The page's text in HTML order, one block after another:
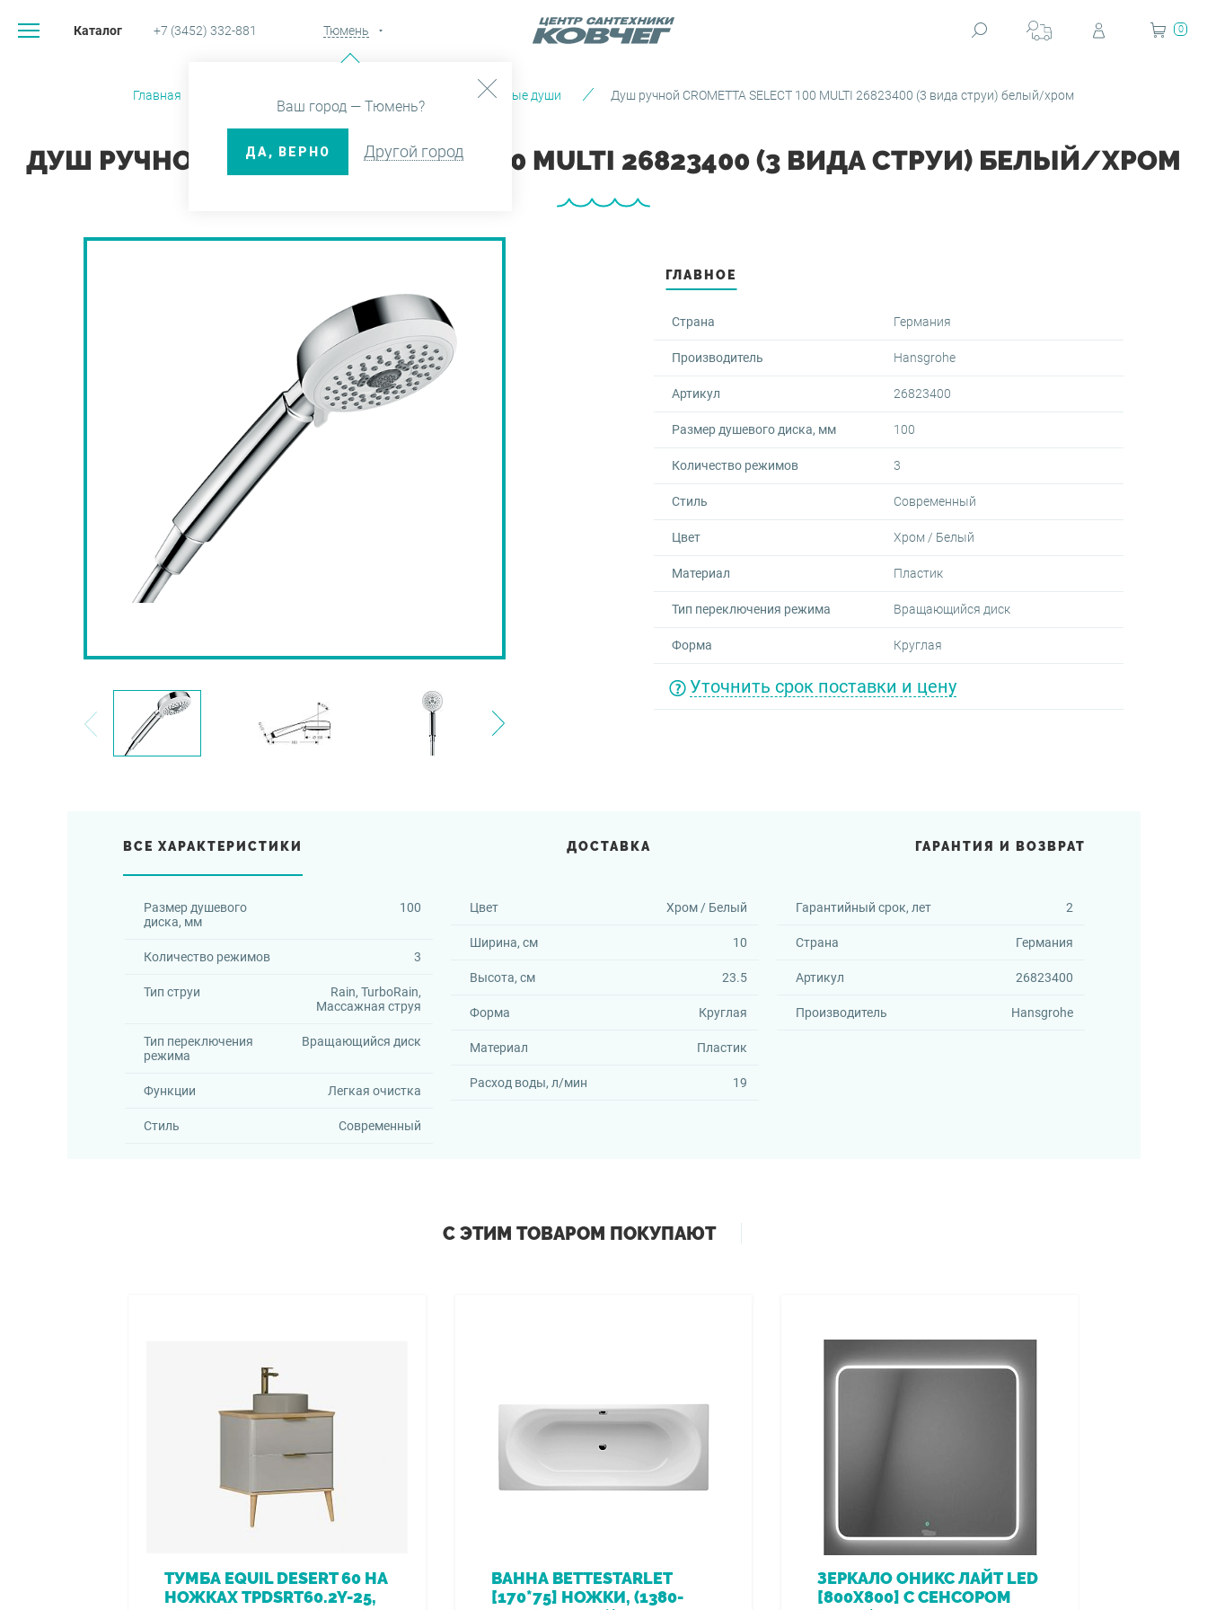
Каталог +7 (3452) 332-881 Тюмень
Ваш город — Тюмень?
ДА, ВЕРНО Другой город
0
Главная Ручные души Душ ручной CROMETTA SELECT 100 MULTI 26823400 (3 вида струи) белый/хром
ДУШ РУЧНОЙ CROMETTA SELECT 100 MULTI 26823400 (3 ВИДА СТРУИ) БЕЛЫЙ/ХРОМ
ГЛАВНОЕ
Страна Германия
Производитель Hansgrohe
Артикул 26823400
Размер душевого диска, мм 100
Количество режимов 3
Стиль Современный
Цвет Хром / Белый
Материал Пластик
Тип переключения режима Вращающийся диск
Форма Круглая
Уточнить срок поставки и цену
ВСЕ ХАРАКТЕРИСТИКИ ДОСТАВКА ГАРАНТИЯ И ВОЗВРАТ
Размер душевого
диска, мм
100
Количество режимов 3
Тип струи
Rain, TurboRain,
Массажная струя
Тип переключения
режима
Вращающийся диск
Функции Легкая очистка
Стиль Современный
Цвет Хром / Белый
Ширина, см 10
Высота, см 23.5
Форма Круглая
Материал Пластик
Расход воды, л/мин 19
Гарантийный срок, лет 2
Страна Германия
Артикул 26823400
Производитель Hansgrohe
С ЭТИМ ТОВАРОМ ПОКУПАЮТ
ТУМБА EQUIL DESERT 60 НА
НОЖКАХ TPDSRT60.2Y-25,
ВАННА BETTESTARLET
[170*75] НОЖКИ, (1380-
ЗЕРКАЛО ОНИКС ЛАЙТ LED
[800Х800] С СЕНСОРОМ